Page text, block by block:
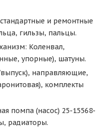
и ремонтные
гильзы, пальцы.
Коленвал,
упорные), шатуны.
направляющие,
комплекты
помпа (насос) 25-15568-
радиаторы.